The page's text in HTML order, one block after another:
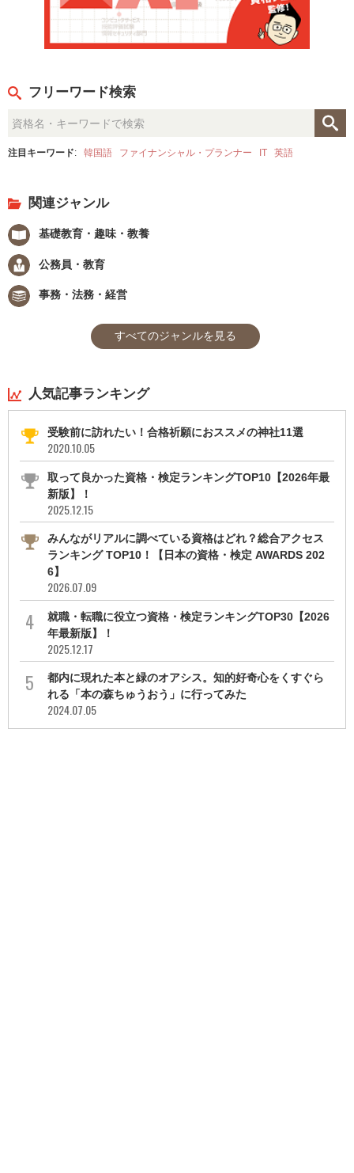
フリーワード検索
注目キーワード: 韓国語 ファイナンシャル・プランナー IT 英語
関連ジャンル
基礎教育・趣味・教養
公務員・教育
事務・法務・経営
すべてのジャンルを見る
人気記事ランキング
受験前に訪れたい！合格祈願におススメの神社11選
2020.10.05
取って良かった資格・検定ランキングTOP10【2026年最
新版】！
2025.12.15
みんながリアルに調べている資格はどれ？総合アクセス
ランキング TOP10！【日本の資格・検定 AWARDS 202
6】
2026.07.09
就職・転職に役立つ資格・検定ランキングTOP30【2026
年最新版】！
2025.12.17
都内に現れた本と緑のオアシス。知的好奇心をくすぐら
れる「本の森ちゅうおう」に行ってみた
2024.07.05